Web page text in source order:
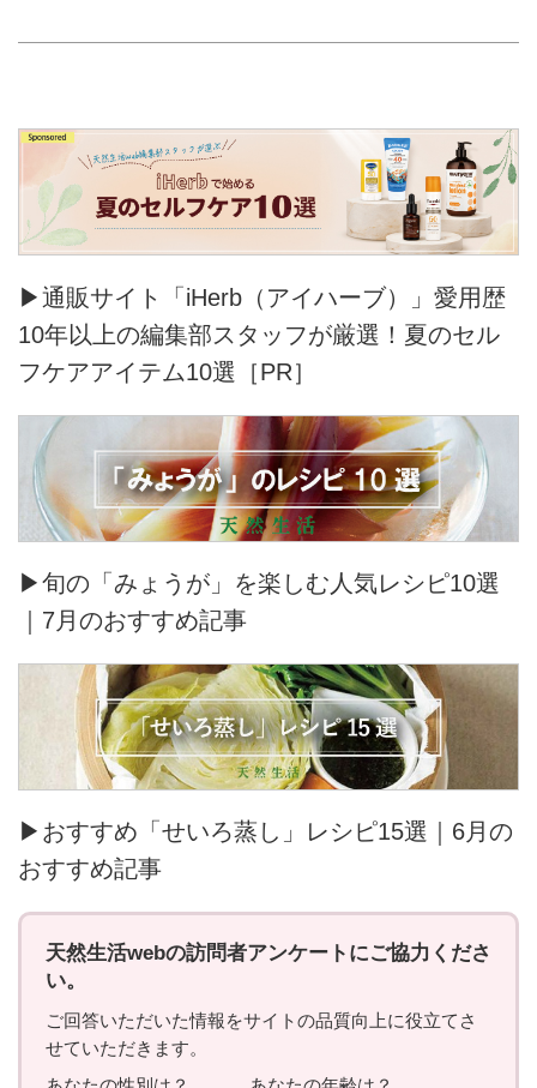
▶通販サイト「iHerb（アイハーブ）」愛用歴
10年以上の編集部スタッフが厳選！夏のセル
フケアアイテム10選［PR］
▶旬の「みょうが」を楽しむ人気レシピ10選
｜7月のおすすめ記事
▶おすすめ「せいろ蒸し」レシピ15選｜6月の
おすすめ記事